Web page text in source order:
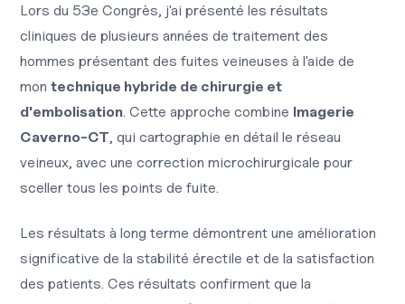
Lors du 53e Congrès, j'ai présenté les résultats
cliniques de plusieurs années de traitement des
hommes présentant des fuites veineuses à l'aide de
montechnique hybride de chirurgie et
d'embolisation . Cette approche combine Imagerie
Caverno-CT , qui cartographie en détail le réseau
veineux, avec une correction microchirurgicale pour
sceller tous les points de fuite.
Les résultats à long terme démontrent une amélioration
significative de la stabilité érectile et de la satisfaction
des patients. Ces résultats confirment que la